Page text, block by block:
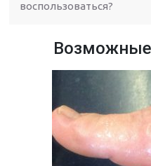
воспользоваться?
Возможные